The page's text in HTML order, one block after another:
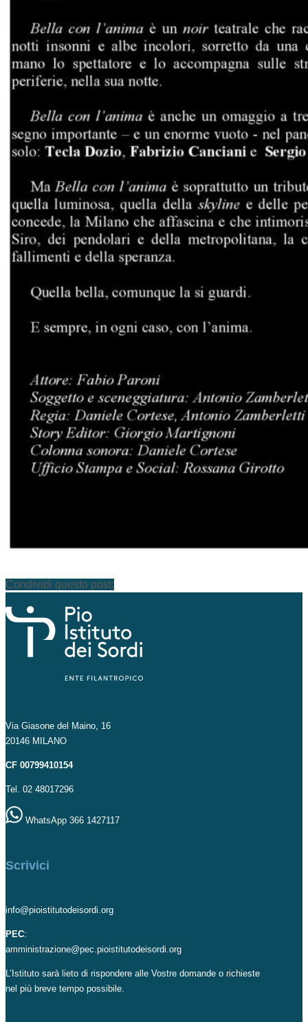
Condividi questo post:
Via Giasone del Maino, 16
20146 MILANO
CF 00799410154
Tel. 02 48017296
WhatsApp 366 1427117
Scrivici
info@pioistitutodeisordi.org
PEC:
amministrazione@pec.pioistitutodeisordi.org
L’Istituto sarà lieto di rispondere alle Vostre domande o richieste
nel più breve tempo possibile.